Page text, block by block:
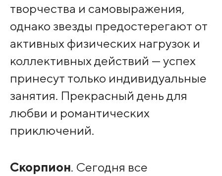
творчества и самовыражения,
однако звезды предостерегают от
активных физических нагрузок и
коллективных действий — успех
принесут только индивидуальные
занятия. Прекрасный день для
любви и романтических
приключений.
Скорпион. Сегодня все